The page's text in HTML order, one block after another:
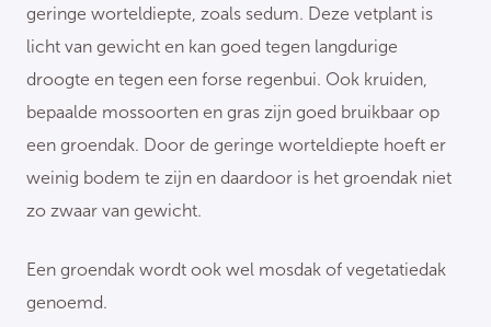
geringe worteldiepte, zoals sedum. Deze vetplant is
licht van gewicht en kan goed tegen langdurige
droogte en tegen een forse regenbui. Ook kruiden,
bepaalde mossoorten en gras zijn goed bruikbaar op
een groendak. Door de geringe worteldiepte hoeft er
weinig bodem te zijn en daardoor is het groendak niet
zo zwaar van gewicht.
Een groendak wordt ook wel mosdak of vegetatiedak
genoemd.